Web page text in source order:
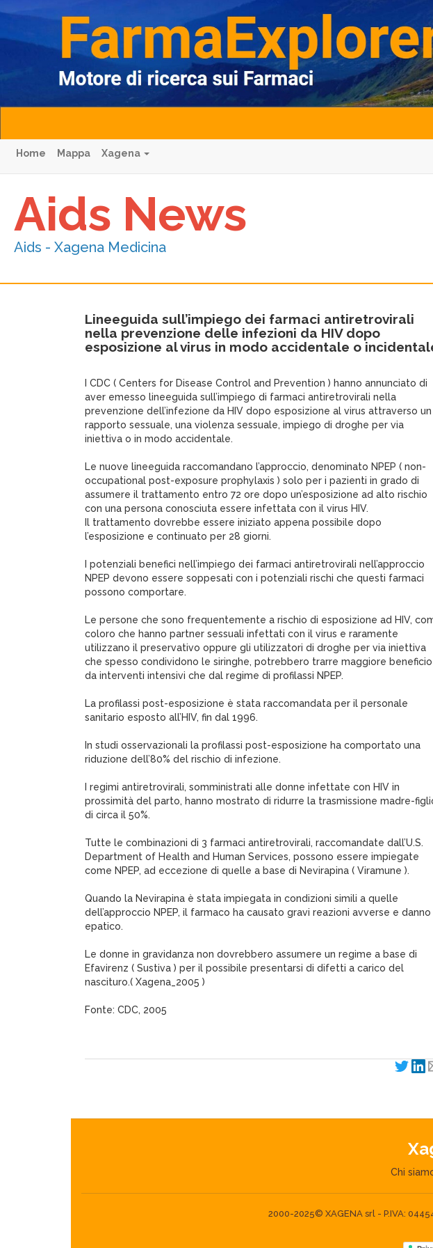
Home Mappa Xagena
Aids News
Aids - Xagena Medicina
Lineeguida sull’impiego dei farmaci antiretrovirali
nella prevenzione delle infezioni da HIV dopo
esposizione al virus in modo accidentale o
I CDC ( Centers for Disease Control and Prevention ) hanno annunciato di
aver emesso lineeguida sull’impiego di farmaci antiretrovirali nella
prevenzione dell’infezione da HIV dopo esposizione al virus attraverso un
rapporto sessuale, una violenza sessuale, impiego di droghe per via
iniettiva o in modo accidentale.
Le nuove lineeguida raccomandano l’approccio, denominato NPEP ( non-
occupational post-exposure prophylaxis ) solo per i pazienti in grado di
assumere il trattamento entro 72 ore dopo un’esposizione ad alto rischio
con una persona conosciuta essere infettata con il virus HIV.
Il trattamento dovrebbe essere iniziato appena possibile dopo
l’esposizione e continuato per 28 giorni.
I potenziali benefici nell’impiego dei farmaci antiretrovirali nell’approccio
NPEP devono essere soppesati con i potenziali rischi che questi farmaci
possono comportare.
Le persone che sono frequentemente a rischio di esposizione ad HIV,
coloro che hanno partner sessuali infettati con il virus e raramente
utilizzano il preservativo oppure gli utilizzatori di droghe per via iniettiva
che spesso condividono le siringhe, potrebbero trarre maggiore beneficio
da interventi intensivi che dal regime di profilassi NPEP.
La profilassi post-esposizione è stata raccomandata per il personale
sanitario esposto all’HIV, fin dal 1996.
In studi osservazionali la profilassi post-esposizione ha comportato una
riduzione dell’80% del rischio di infezione.
I regimi antiretrovirali, somministrati alle donne infettate con HIV in
prossimità del parto, hanno mostrato di ridurre la trasmissione madre-
di circa il 50%.
Tutte le combinazioni di 3 farmaci antiretrovirali, raccomandate dall’U.S.
Department of Health and Human Services, possono essere impiegate
come NPEP, ad eccezione di quelle a base di Nevirapina ( Viramune ).
Quando la Nevirapina è stata impiegata in condizioni simili a quelle
dell’approccio NPEP, il farmaco ha causato gravi reazioni avverse e danno
epatico.
Le donne in gravidanza non dovrebbero assumere un regime a base di
Efavirenz ( Sustiva ) per il possibile presentarsi di difetti a carico del
nascituro.( Xagena_2005 )
Fonte: CDC, 2005
Chi
2000-2025© XAGENA srl - P.IVA: